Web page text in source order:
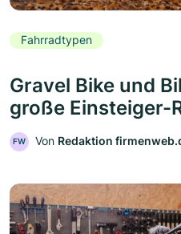
Fahrradtypen
Gravel Bike und
große Einsteiger-
FW Von Redaktion